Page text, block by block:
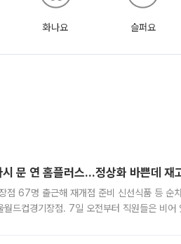
화나요 슬퍼요
문 연 홈플러스…정상화 바쁜데 재
점 67명 출근해 재개점 준비 신선식품 등
월드컵경기장점. 7일 오전부터 직원들은 비